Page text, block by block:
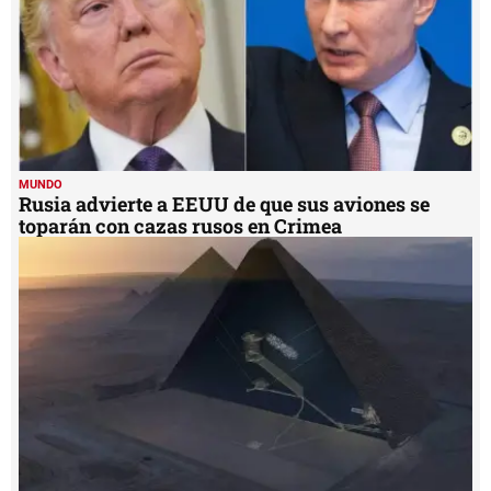
MUNDO
Rusia advierte a EEUU de que sus aviones se
toparán con cazas rusos en Crimea